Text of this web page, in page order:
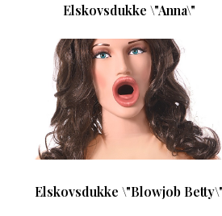
Elskovsdukke \"Anna\"
Elskovsdukke \"Blowjob Betty\"